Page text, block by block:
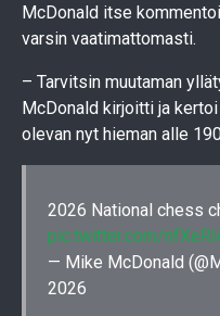
McDonald itse
varsin vaatimattomasti.
– Tarvitsin muutaman
McDonald kirjoitti ja
olevan nyt hieman alle
2026 National chess
pic.twitter.com/
— Mike McDonald
2026